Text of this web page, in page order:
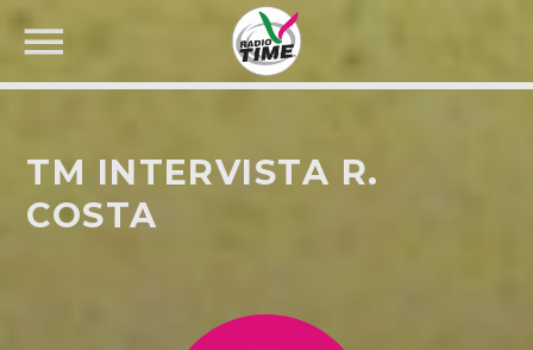
TM INTERVISTA R.
COSTA